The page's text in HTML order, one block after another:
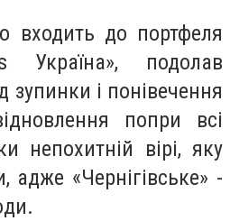
входить до портфеля
Україна», подолав
зупинки і понівечення
попри всі
непохитній вірі, яку
адже «Чернігівське» -